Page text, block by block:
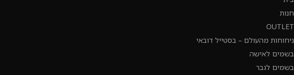
חנות
OUTLET
ניחוחות מהעולם – בסטייל דובאי
בשמים לאישה
בשמים לגבר